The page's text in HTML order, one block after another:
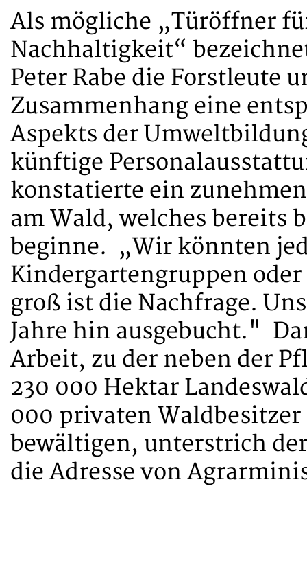
Als mögliche „Türöffner
Nachhaltigkeit“
Peter Rabe die Forstleute
Zusammenhang eine
Aspekts der
künftige
konstatierte ein
am Wald, welches bereits
beginne. „Wir könnten
Kindergartengruppen
groß ist die Nachfrage.
Jahre hin ausgebucht."
Arbeit, zu der neben der
230 000 Hektar
000 privaten
bewältigen, unterstrich
die Adresse von